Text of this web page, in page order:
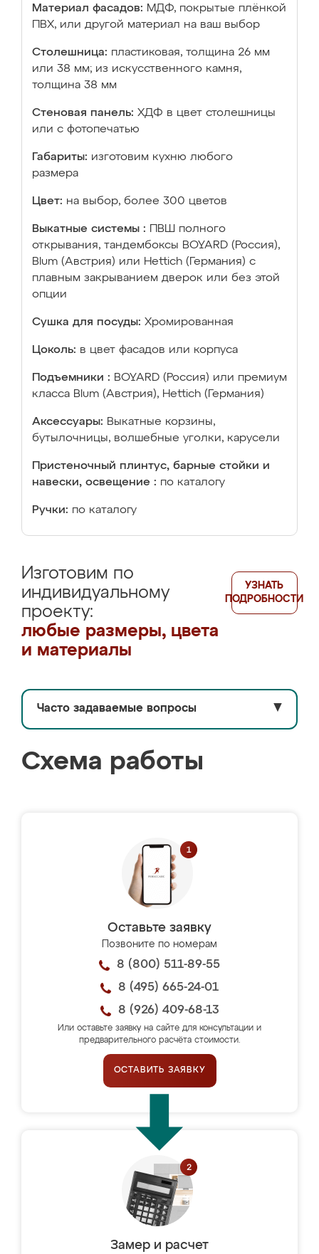
Материал фасадов: МДФ, покрытые плёнкой
ПВХ, или другой материал на ваш выбор
Столешница: пластиковая, толщина 26 мм
или 38 мм; из искусственного камня,
толщина 38 мм
Стеновая панель: ХДФ в цвет столешницы
или с фотопечатью
Габариты: изготовим кухню любого
размера
Цвет: на выбор, более 300 цветов
Выкатные системы :
ПВШ полного
открывания, тандембоксы BOYARD (Россия),
Blum (Австрия) или Hettich (Германия) с
плавным закрыванием дверок или без этой
опции
Сушка для посуды: Хромированная
Цоколь: в цвет фасадов или корпуса
Подъемники : BOYARD (Россия) или премиум
класса Blum (Австрия), Hettich (Германия)
Аксессуары: Выкатные корзины,
бутылочницы, волшебные уголки, карусели
Пристеночный плинтус, барные стойки и
навески, освещение : по каталогу
Ручки: по каталогу
Изготовим по
индивидуальному
проекту:
любые размеры, цвета
и материалы
УЗНАТЬ
ПОДРОБНОСТИ
Часто задаваемые вопросы ▼
Схема работы
Оставьте заявку
Позвоните по номерам
8 (800) 511-89-55
8 (495) 665-24-01
8 (926) 409-68-13
Или оставьте заявку на сайте для консультации и
предварительного расчёта стоимости.
ОСТАВИТЬ ЗАЯВКУ
Замер и расчет